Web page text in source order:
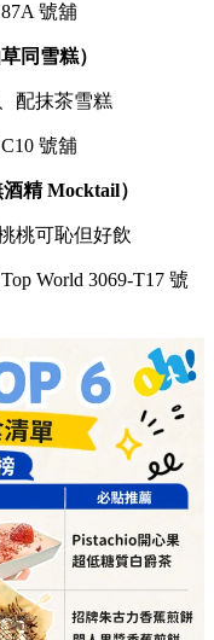
號舖
同雪糕）
配抹茶雪糕
號舖
精 Mocktail）
桃可恥但好飲
World 3069-T17 號